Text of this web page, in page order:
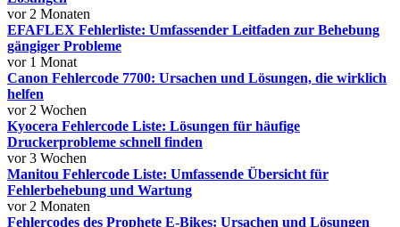
vor 2 Monaten
EFAFLEX Fehlerliste: Umfassender Leitfaden zur Behebung
gängiger Probleme
vor 1 Monat
Canon Fehlercode 7700: Ursachen und Lösungen, die wirklich
helfen
vor 2 Wochen
Kyocera Fehlercode Liste: Lösungen für häufige
Druckerprobleme schnell finden
vor 3 Wochen
Manitou Fehlercode Liste: Umfassende Übersicht für
Fehlerbehebung und Wartung
vor 2 Monaten
Fehlercodes des Prophete E-Bikes: Ursachen und Lösungen